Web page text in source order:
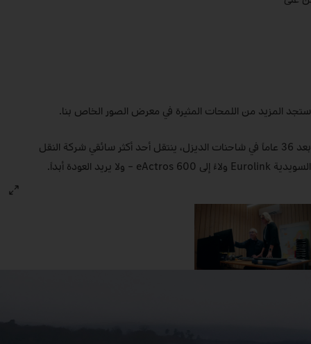
ستجد المزيد من اللمحات المثيرة في معرض الصور الخاص بنا.
بعد 36 عاماً في شاحنات الديزل، ينتقل أحد أكثر سائقي شركة النقل
السويدية Eurolink ولاءً إلى eActros 600 – ولا يريد العودة أبداً.